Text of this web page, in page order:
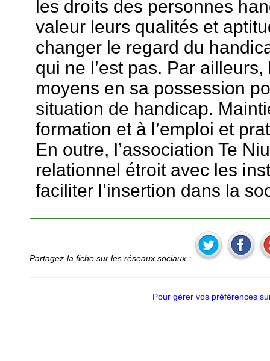
les droits des personnes
valeur leurs qualités et
changer le regard du
qui ne l’est pas. Par
moyens en sa possession
situation de handicap.
formation et à l’emploi et
En outre, l’association Te
relationnel étroit avec les
faciliter l’insertion dans la
Partagez-la fiche sur les réseaux sociaux :
Pour gérer vos préférences